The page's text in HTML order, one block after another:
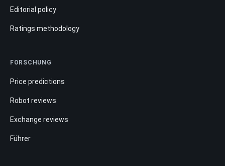
Editorial policy
Ratings methodology
FORSCHUNG
Price predictions
Robot reviews
Exchange reviews
Führer